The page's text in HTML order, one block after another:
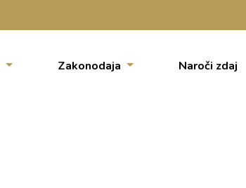
Zakonodaja Naroči zdaj